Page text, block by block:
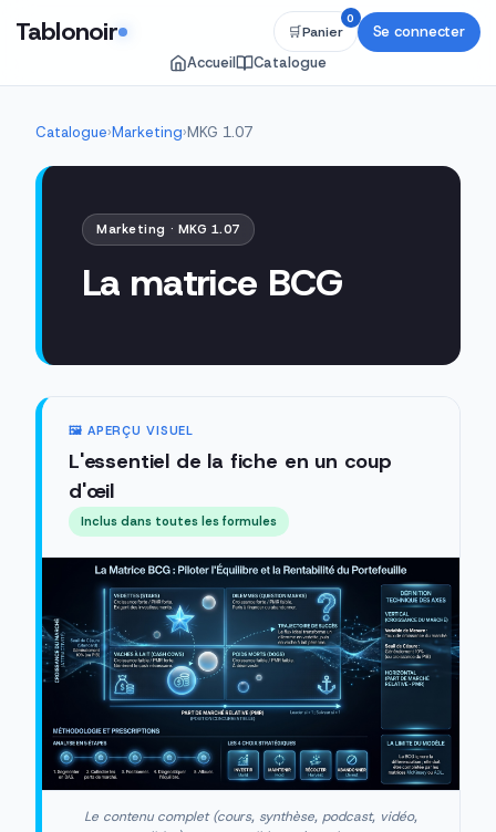
Tablonoir
Accueil Catalogue
🛒Panier
0
Se connecter
Catalogue›Marketing›MKG 1.07
Marketing · MKG 1.07
La matrice BCG
🖼️ APERÇU VISUEL
L'essentiel de la fiche en un coup
d'œil
Inclus dans toutes les formules
Le contenu complet (cours, synthèse, podcast, vidéo,